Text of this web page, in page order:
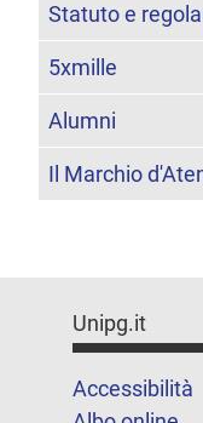
Statuto e
5xmille
Alumni
Il Marchio
Unipg.it
Accessibilità